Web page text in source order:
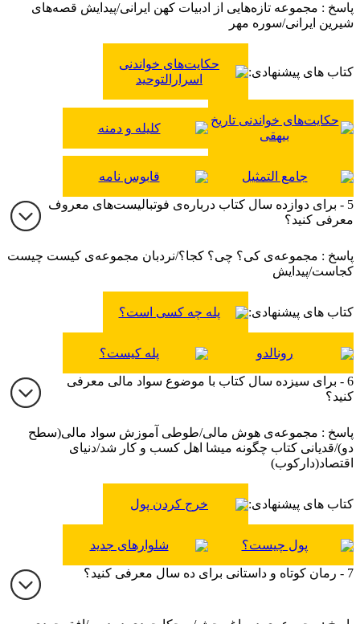
پاسخ : مجموعه تازه‌هایی از ادبیات کهن ایرانی/پیدایش قصه‌های
شیرین ایرانی/سوره مهر
کتاب های پیشنهادی:
حکایت‌های خواندنی
اسرارالتوحید
حکایت‌های خواندنی تاریخ
بیهقی
کلیله و دمنه
جامع التمثیل قابوس نامه
5 - برای دوازده سال کتاب درباره‌ی فوتبالیست‌های معروف
معرفی کنید؟
پاسخ : مجموعه‌ی کی؟ چی؟ کجا؟/نردبان مجموعه‌ی کیست چیست
کجاست/پیدایش
کتاب های پیشنهادی: پله چه کسی است؟
رونالدو پله کیست؟
6 - برای سیزده سال کتاب با موضوع سواد مالی معرفی
کنید؟
پاسخ : مجموعه‌ی هوش مالی/طوطی آموزش سواد مالی(سطح
دو)/قدیانی کتاب چگونه میشا اهل کسب و کار شد/دنیای
اقتصاد(دارکوب)
کتاب های پیشنهادی: خرج کردن پول
پول چیست؟ شلوارهای جدید
7 - رمان کوتاه و داستانی برای ده سال معرفی کنید؟